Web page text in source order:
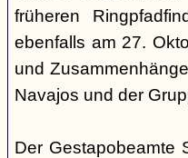
früheren
ebenfalls am 27.
und
Navajos und der
Der Gestapobeamte